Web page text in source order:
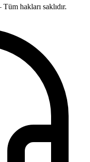
hakları saklıdır.